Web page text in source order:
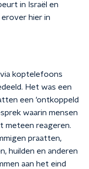
in Israël en
erover hier in
koptelefoons
Het was een
een 'ontkoppeld
waarin mensen
meteen reageren.
praatten,
huilden en anderen
aan het eind